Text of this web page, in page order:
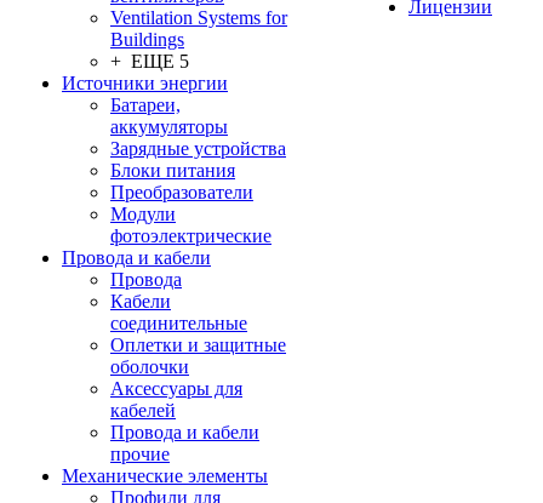
Ventilation Systems for
Buildings
+ ЕЩЕ 5
Источники энергии
Батареи,
аккумуляторы
Зарядные устройства
Блоки питания
Преобразователи
Модули
фотоэлектрические
Провода и кабели
Провода
Кабели
соединительные
Оплетки и защитные
оболочки
Аксессуары для
кабелей
Провода и кабели
прочие
Механические элементы
Профили для
Лицензии